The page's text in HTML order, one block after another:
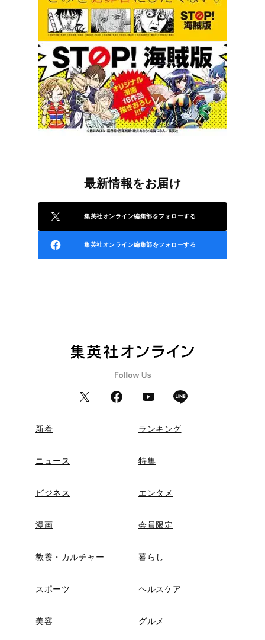
最新情報をお届け
集英社オンライン編集部をフォローする
集英社オンライン編集部をフォローする
新着 ランキング
ニュース 特集
ビジネス エンタメ
漫画 会員限定
教養・カルチャー 暮らし
スポーツ ヘルスケア
美容 グルメ